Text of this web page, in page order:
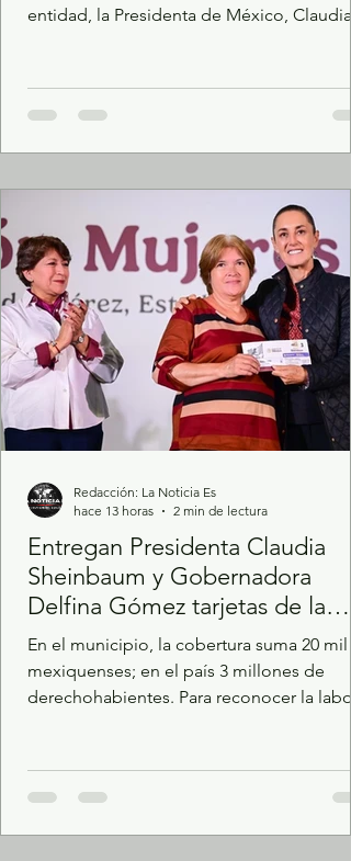
entidad, la Presidenta de México, Claudia
supervisaron las obras del sistema de
aprovechamiento de agua de la Presa
para incrementar el abasto de agua en el
Valle de México. Ejecutada por la Comisión
Nacional del Agua (Conagua), este
Entregan Presidenta Claudia
Sheinbaum y Gobernadora
Delfina Gómez tarjetas de la
Pensión Mujeres Bienestar
En el municipio, la cobertura suma 20 mil
mexiquenses; en el país 3 millones de
derechohabientes. Para reconocer la labor
México, Claudia Sheinbaum Pardo, y la
Gobernadora del Estado de México,
Redacción: La Noticia Es
hace 13 horas
2 min de lectura